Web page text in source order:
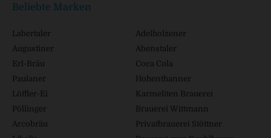
Beliebte Marken
Labertaler
Adelholzener
Augustiner
Abenstaler
Erl-Bräu
Coca Cola
Paulaner
Hohenthanner
Löffler-Ei
Karmeliten Brauerei
Pöllinger
Brauerei Wittmann
Arcobräu
Privatbrauerei Stöttner